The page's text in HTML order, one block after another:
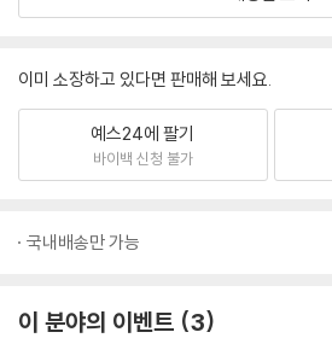
이미 소장하고 있다면 판매해 보세요.
예스24에 팔기
바이백 신청 불가
국내배송만 가능
이 분야의 이벤트 3